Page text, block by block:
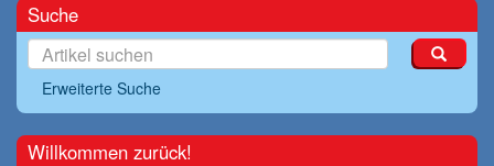
Suche
Erweiterte Suche
Willkommen zurück!